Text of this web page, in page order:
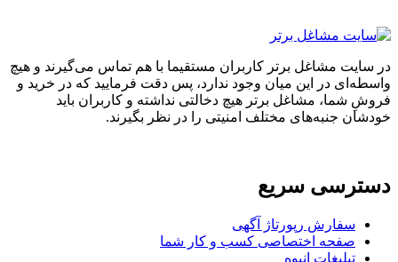
در سایت مشاغل برتر کاربران مستقیما با هم تماس می‌گیرند و هیچ
واسطه‌ای در این میان وجود ندارد، پس دقت فرمایید که در خرید و
فروشِ شما، مشاغل برتر هیچ دخالتی نداشته و کاربران باید
خودشان جنبه‌های مختلف امنیتی را در نظر بگیرند.
دسترسی سریع
سفارش رپورتاژ آگهی
صفحه اختصاصی کسب و کار شما
تبلیغات انبوه